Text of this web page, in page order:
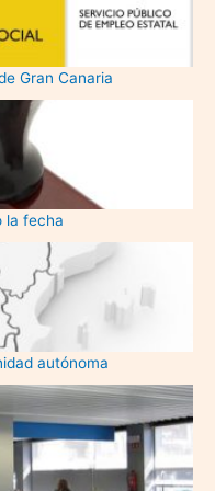
Gran Canaria
la fecha
autónoma